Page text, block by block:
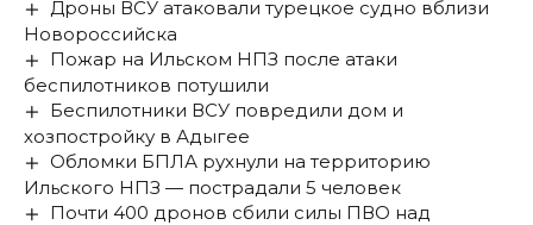
Дроны ВСУ атаковали турецкое судно вблизи
Новороссийска
Пожар на Ильском НПЗ после атаки
беспилотников потушили
Беспилотники ВСУ повредили дом и
хозпостройку в Адыгее
Обломки БПЛА рухнули на территорию
Ильского НПЗ — пострадали 5 человек
Почти 400 дронов сбили силы ПВО над